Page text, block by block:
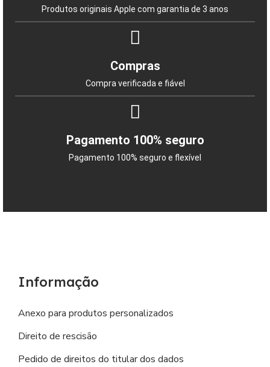
Produtos originais Apple com garantia de 3 anos
Compras
Compra verificada e fiável
Pagamento 100% seguro
Pagamento 100% seguro e flexível
Informação
Anexo para produtos personalizados
Direito de rescisão
Pedido de direitos do titular dos dados